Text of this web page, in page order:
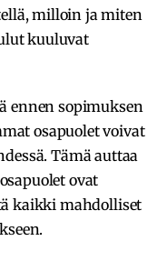
milloin ja miten
kuuluvat
ennen sopimuksen
osapuolet voivat
Tämä auttaa
ovat
kaikki mahdolliset